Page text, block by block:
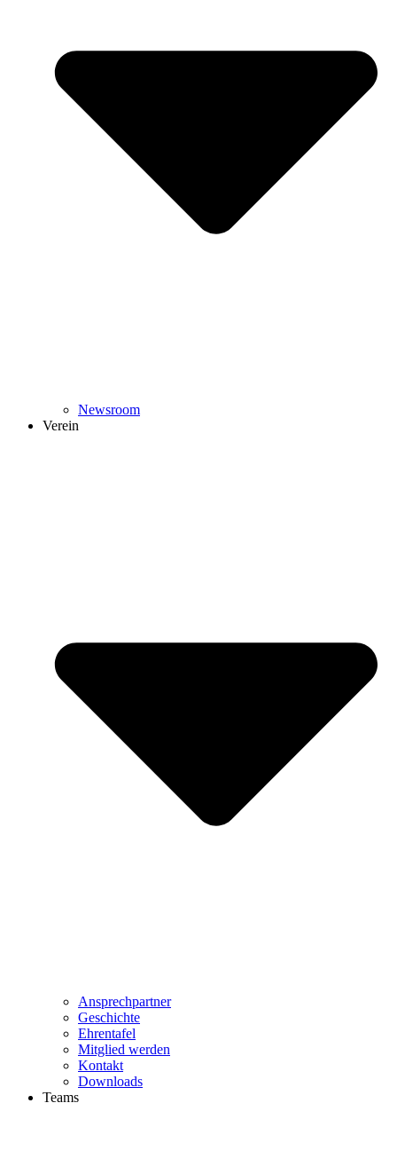
Newsroom
Verein
Ansprechpartner
Geschichte
Ehrentafel
Mitglied werden
Kontakt
Downloads
Teams